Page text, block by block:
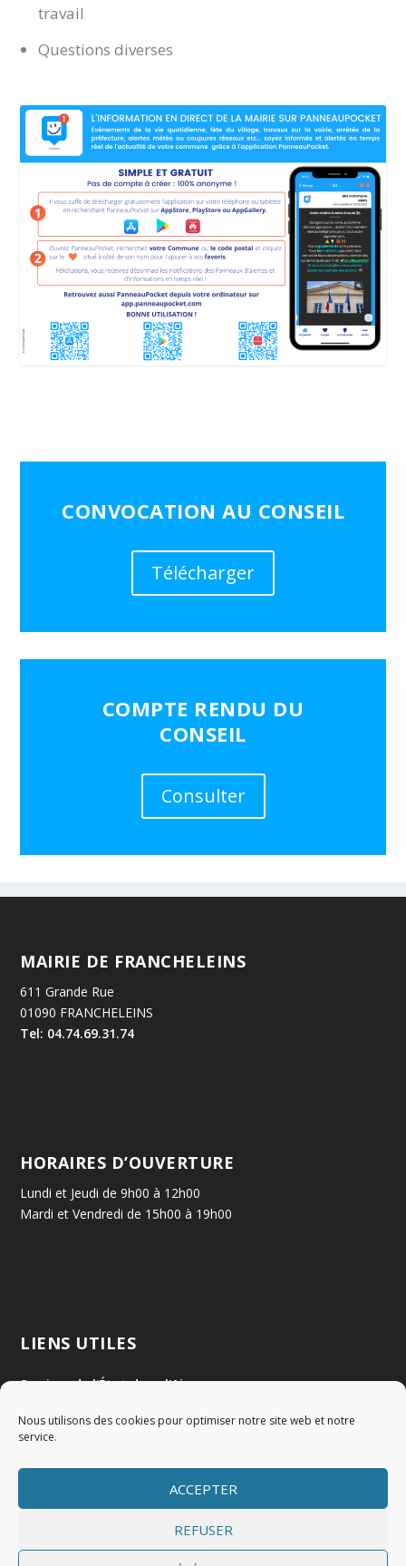
Nous utilisons des cookies pour optimiser notre site web et notre
service.
ACCEPTER
REFUSER
travail
Questions diverses
CONVOCATION AU CONSEIL
Télécharger
COMPTE RENDU DU
CONSEIL
Consulter
MAIRIE DE FRANCHELEINS
611 Grande Rue
01090 FRANCHELEINS
Tel: 04.74.69.31.74
HORAIRES D’OUVERTURE
Lundi et Jeudi de 9h00 à 12h00
Mardi et Vendredi de 15h00 à 19h00
LIENS UTILES
Services de l'État dans l'Ain
Communauté de Communes Val de Saône Centre
SMIDOM